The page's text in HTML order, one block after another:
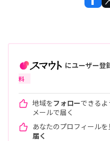
にユーザー登
料
地域をフォローできるよ
メールで届く
あなたのプロフィール
届く